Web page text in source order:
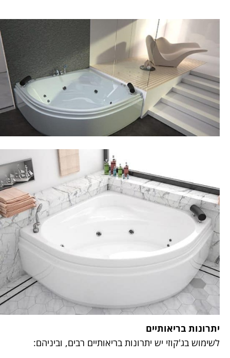
יתרונות בריאותיים
לשימוש בג'קוזי יש יתרונות בריאותיים רבים, וביניהם: